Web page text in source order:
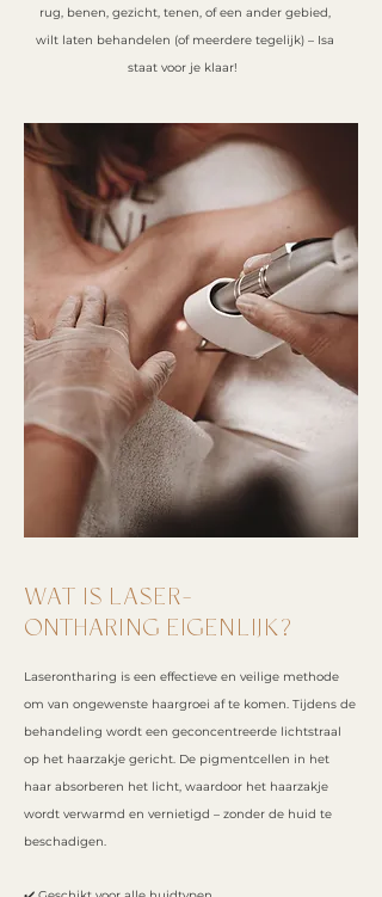
rug, benen, gezicht, tenen, of een ander gebied,
wilt laten behandelen (of meerdere tegelijk) – Isa
staat voor je klaar!
WAT IS LASER-
ONTHARING EIGENLIJK?
Laserontharing is een effectieve en veilige methode
om van ongewenste haargroei af te komen. Tijdens de
behandeling wordt een geconcentreerde lichtstraal
op het haarzakje gericht. De pigmentcellen in het
haar absorberen het licht, waardoor het haarzakje
wordt verwarmd en vernietigd – zonder de huid te
beschadigen.